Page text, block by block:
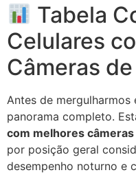
Tabela
Celulares
Câmeras
Antes de
panorama completo.
com melhores câmeras
por posição geral
desempenho noturno e